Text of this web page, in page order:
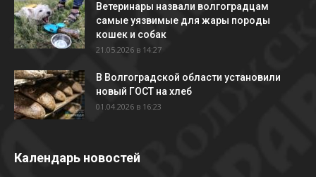
Ветеринары назвали волгоградцам
самые уязвимые для жары породы
кошек и собак
21.05.2026 в 14:27
В Волгоградской области установили
новый ГОСТ на хлеб
01.04.2026 в 16:23
Календарь новостей